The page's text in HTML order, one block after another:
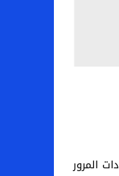
المرور